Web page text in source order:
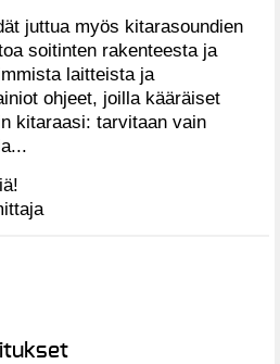
juttua myös kitarasoundien
soitinten rakenteesta ja
laitteista ja
ohjeet, joilla kääräiset
kitaraasi: tarvitaan vain